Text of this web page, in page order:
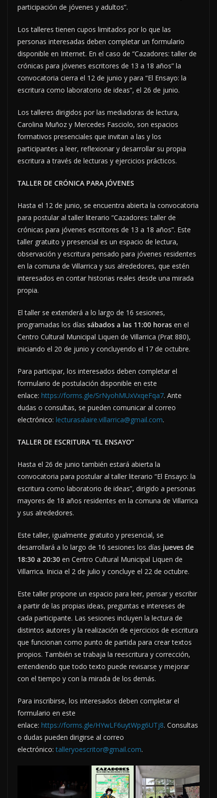
participación de jóvenes y adultos”.
Los talleres tienen cupos limitados por lo que las
personas interesadas deben completar un formulario
disponible en Internet. En el caso de “Cazadores: taller de
crónicas para jóvenes escritores de 13 a 18 años” la
convocatoria cierra el 12 de junio y para “El Ensayo: la
escritura como laboratorio de ideas”, el 26 de junio.
Los talleres dirigidos por las mediadoras de lectura,
Carolina Muñoz y Mercedes Fasciolo, son espacios
formativos presenciales que invitan a las y los
participantes a leer, reflexionar y desarrollar su propia
escritura a través de lecturas y ejercicios prácticos.
TALLER DE CRÓNICA PARA JÓVENES
Hasta el 12 de junio, se encuentra abierta la convocatoria
para postular al taller literario “Cazadores: taller de
crónicas para jóvenes escritores de 13 a 18 años”. Este
taller gratuito y presencial es un espacio de lectura,
observación y escritura pensado para jóvenes residentes
en la comuna de Villarrica y sus alrededores, que estén
interesados en contar historias reales desde una mirada
propia.
El taller se extenderá a lo largo de 16 sesiones,
programadas los días sábados a las 11:00 horas en el
Centro Cultural Municipal Liquen de Villarrica (Prat 880),
iniciando el 20 de junio y concluyendo el 17 de octubre.
Para participar, los interesados deben completar el
formulario de postulación disponible en este
enlace: https://forms.gle/SrNyohMUxVxqeFqa7. Ante
dudas o consultas, se pueden comunicar al correo
electrónico: lecturasalaire.villarrica@gmail.com.
TALLER DE ESCRITURA “EL ENSAYO”
Hasta el 26 de junio también estará abierta la
convocatoria para postular al taller literario “El Ensayo: la
escritura como laboratorio de ideas”, dirigido a personas
mayores de 18 años residentes en la comuna de Villarrica
y sus alrededores.
Este taller, igualmente gratuito y presencial, se
desarrollará a lo largo de 16 sesiones los días jueves de
18:30 a 20:30 en Centro Cultural Municipal Liquen de
Villarrica. Inicia el 2 de julio y concluye el 22 de octubre.
Este taller propone un espacio para leer, pensar y escribir
a partir de las propias ideas, preguntas e intereses de
cada participante. Las sesiones incluyen la lectura de
distintos autores y la realización de ejercicios de escritura
que funcionan como punto de partida para crear textos
propios. También se trabaja la reescritura y corrección,
entendiendo que todo texto puede revisarse y mejorar
con el tiempo y con la mirada de los demás.
Para inscribirse, los interesados deben completar el
formulario en este
enlace: https://forms.gle/HYwLF6uytWpg6UTj8. Consultas
o dudas pueden dirigirse al correo
electrónico:talleryoescritor@gmail.com.